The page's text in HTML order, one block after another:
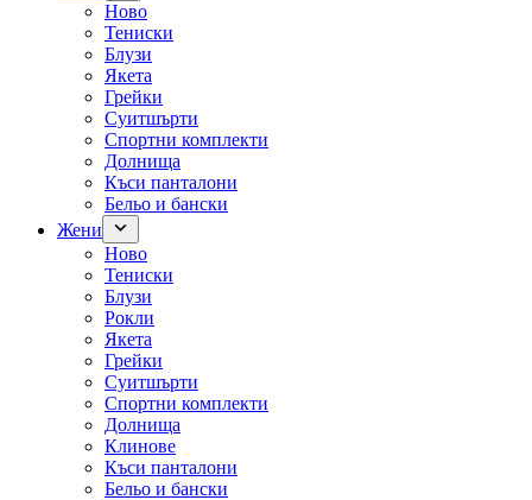
Ново
Тениски
Блузи
Якета
Грейки
Суитшърти
Спортни комплекти
Долнища
Къси панталони
Бельо и бански
Жени
Ново
Тениски
Блузи
Рокли
Якета
Грейки
Суитшърти
Спортни комплекти
Долнища
Клинове
Къси панталони
Бельо и бански